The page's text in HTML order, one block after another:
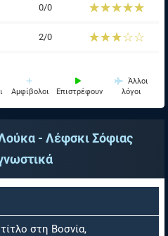
0/0 ☆☆☆☆☆
★★★★★
2/0 ☆☆☆☆☆
★★★★★
Αμφίβολοι Επιστρέφουν
Άλλοι
λόγοι
- Λέφσκι Σόφιας
στη Βοσνία,